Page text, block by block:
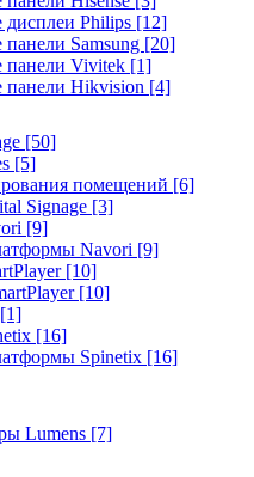
Philips [12]
Samsung [20]
панели Vivitek [1]
панели Hikvision [4]
[50]
[5]
помещений [6]
Signage [3]
[9]
Navori [9]
[10]
[10]
[1]
[16]
Spinetix [16]
Lumens [7]